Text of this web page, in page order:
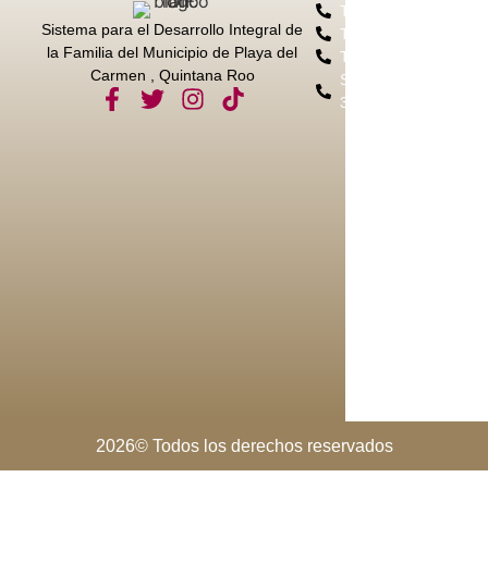
Sistema para el Desarrollo Integral de
la Familia del Municipio de Playa del
Carmen , Quintana Roo
Tel. Protección Civil
Tel. Emergencias 911
Tel. Bomberos 984
Sec. Seg.
3050 Ext. 11028
2026© Todos los derechos reservados